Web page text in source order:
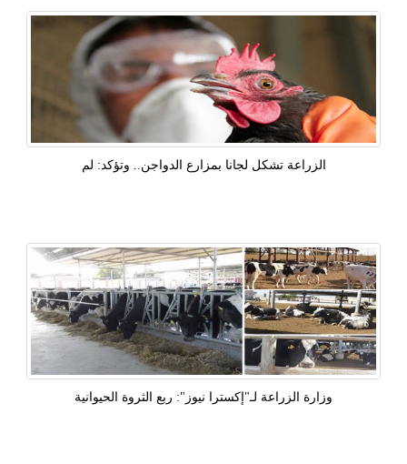
الزراعة تشكل لجانا بمزارع الدواجن.. وتؤكد: لم
وزارة الزراعة لـ"إكسترا نيوز": ربع الثروة الحيوانية